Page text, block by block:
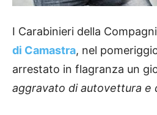
I Carabinieri della
di Camastra, nel
arrestato in flagranza un
aggravato di autovettura e